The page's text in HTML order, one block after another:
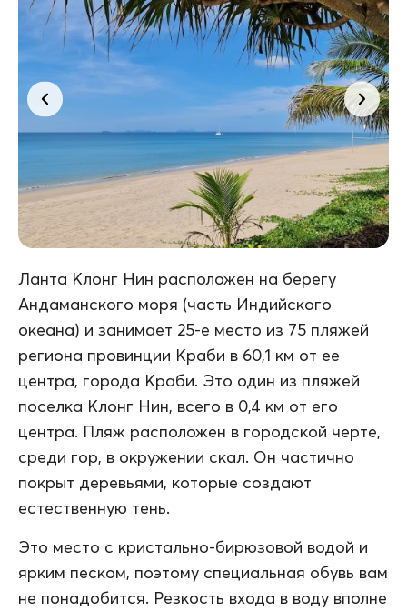
Ланта Клонг Нин расположен на берегу
Андаманского моря (часть Индийского
океана) и занимает 25-е место из 75 пляжей
региона провинции Краби в 60,1 км от ее
центра, города Краби. Это один из пляжей
поселка Клонг Нин, всего в 0,4 км от его
центра. Пляж расположен в городской черте,
среди гор, в окружении скал. Он частично
покрыт деревьями, которые создают
естественную тень.
Это место с кристально-бирюзовой водой и
ярким песком, поэтому специальная обувь вам
не понадобится. Резкость входа в воду вполне